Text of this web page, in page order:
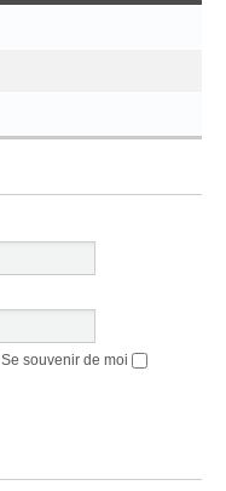
Se souvenir de moi